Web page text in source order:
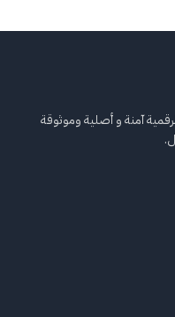
آمنة و أصلية وموثوقة